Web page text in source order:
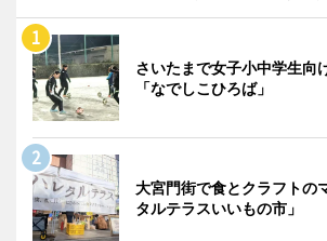
さいたまで女子小中学生向
「なでしこひろば」
大宮門街で食とクラフトの
タルテラスいいもの市」